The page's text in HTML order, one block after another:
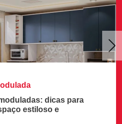
dicas para
estiloso e